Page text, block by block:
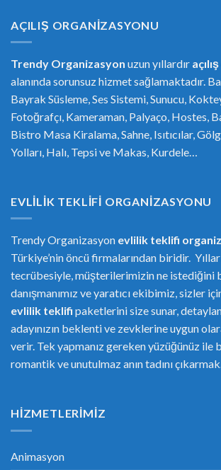
AÇILIŞ ORGANIZASYONU
Trendy Organizasyon uzun yıllardır
alanında sorunsuz hizmet sağlamaktadır.
Bayrak Süsleme, Ses Sistemi, Sunucu,
Fotoğrafçı, Kameraman, Palyaço, Hostes,
Bistro Masa Kiralama, Sahne, Isıtıcılar,
Yolları, Halı, Tepsi ve Makas, Kurdele…
EVLILIK TEKLIFI ORGANIZASYONU
Trendy Organizasyon evlilik teklifi or
Türkiye’nin öncü firmalarından biridir.
tecrübesiyle, müşterilerimizin ne istediğini
danışmanımız ve yaratıcı ekibimiz, sizler
evlilik teklifi paketlerini size sunar,
adayınızın beklenti ve zevklerine uygun
verir. Tek yapmanız gereken yüzüğünüz
romantik ve unutulmaz anın tadını
HIZMETLERIMIZ
Animasyon